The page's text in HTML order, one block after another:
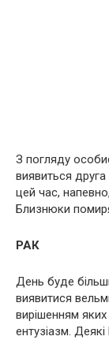
З погляду
виявиться друга
цей час,
Близнюки
РАК
День буде
виявитися
вирішенням
ентузіазм.